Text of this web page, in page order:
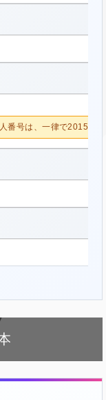
番号は、一律で2015/10/